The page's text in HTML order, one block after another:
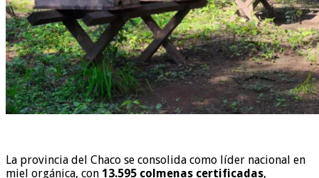
La provincia del Chaco se consolida como líder nacional en
miel orgánica, con 13.595 colmenas certificadas,